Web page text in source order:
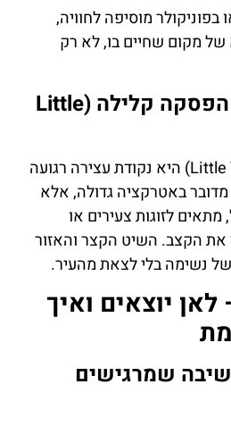
מוסיפה לחוויה,
מקום שחיים בו, לא רק
ונציה הקטנה – הפסקה קלילה (Little
ונציה הקטנה (Little Venice) היא נקודת עצירה רגועה
מדובר באטרקציה גדולה, אלא
מתאים לזוגות צעירים או
את הקצב. השיט הקצר והאזור
נשימה בלי לצאת מהעיר.
יוצאים ואיך
שמרגישים